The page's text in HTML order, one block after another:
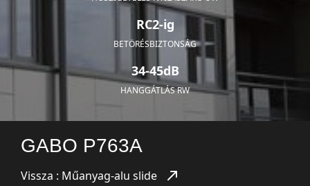
RC2-ig
BETÖRÉSBIZTONSÁG
34-45dB
HANGGÁTLÁS RW
GABO P763A
Vissza : Műanyag-alu slide